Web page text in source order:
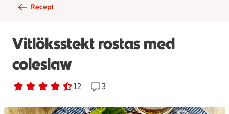
Recept
Vitlöksstekt rostas med
coleslaw
Betyg 4.2 av 5. 12
12 personer har röstatReceptet har 3 kommentarer
3